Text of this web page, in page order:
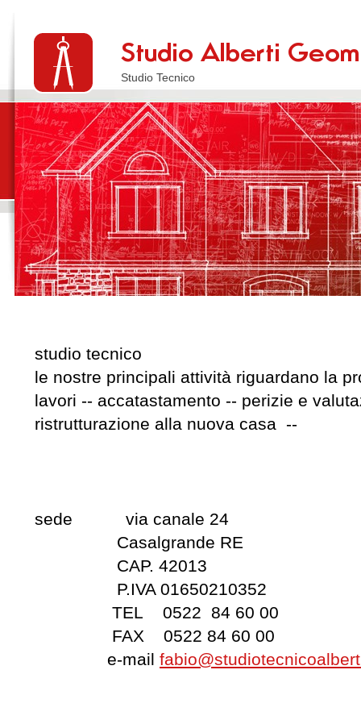
Studio Tecnico
studio tecnico
le nostre principali attività riguardano la
lavori -- accatastamento -- perizie e
ristrutturazione alla nuova casa --
sede via canale 24
Casalgrande RE
CAP. 42013
P.IVA 01650210352
TEL 0522 84 60 00
FAX 0522 84 60 00
e-mail